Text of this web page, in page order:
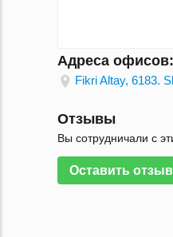
Адреса офисов:
Fikri Altay, 6183.
Отзывы
Вы сотрудничали с
Оставить отзыв